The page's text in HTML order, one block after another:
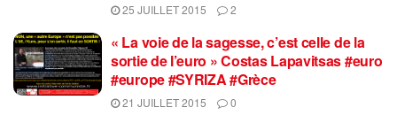
25 JUILLET 2015 2
« La voie de la sagesse, c’est celle de la
sortie de l’euro » Costas Lapavitsas #euro
#europe #SYRIZA #Grèce
21 JUILLET 2015 0